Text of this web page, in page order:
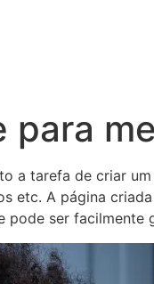
para
a tarefa de criar
etc. A página
ser facilmente